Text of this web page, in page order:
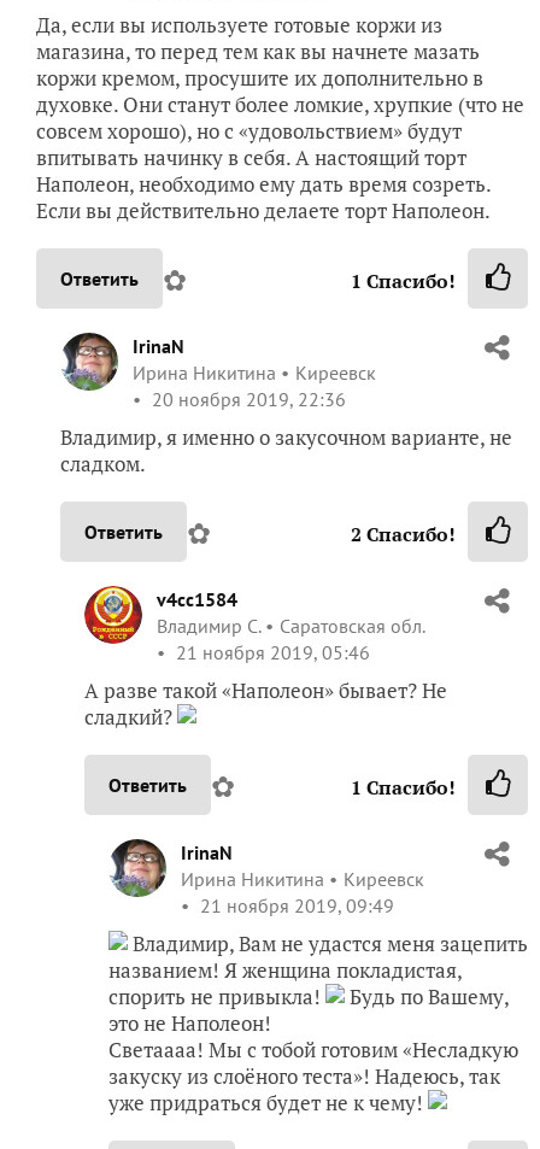
Да, если вы используете готовые коржи из
магазина, то перед тем как вы начнете мазать
коржи кремом, просушите их дополнительно в
духовке. Они станут более ломкие, хрупкие (что не
совсем хорошо), но с «удовольствием» будут
впитывать начинку в себя. А настоящий торт
Наполеон, необходимо ему дать время созреть.
Если вы действительно делаете торт Наполеон.
Ответить ✿ 1 Спасибо!
IrinaN
Ирина Никитина
Киреевск
20 ноября 2019, 22:36
Владимир, я именно о закусочном варианте, не
сладком.
Ответить ✿ 2 Спасибо!
v4cc1584
Владимир С.
Саратовская обл.
21 ноября 2019, 05:46
А разве такой «Наполеон» бывает? Не
сладкий?
Ответить ✿ 1 Спасибо!
IrinaN
Ирина Никитина
Киреевск
21 ноября 2019, 09:49
Владимир, Вам не удастся меня зацепить
названием! Я женщина покладистая,
спорить не привыкла!
Будь по Вашему,
это не Наполеон!
Светаааа! Мы с тобой готовим «Несладкую
закуску из слоёного теста»! Надеюсь, так
уже придраться будет не к чему!